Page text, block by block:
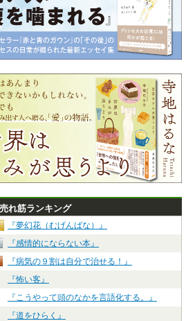
れ筋ランキング
『夢幻花（むげんばな）』
『感情的にならない本』
『病気の９割は自分で治せる！』
『怖い客』
『こうやって頭のなかを言語化する。』
『道をひらく』